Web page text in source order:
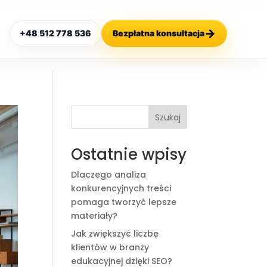
+48 512 778 536 Bezpłatna konsultacja→
Szukaj
Ostatnie wpisy
Dlaczego analiza
konkurencyjnych treści
pomaga tworzyć lepsze
materiały?
Jak zwiększyć liczbę
klientów w branży
edukacyjnej dzięki SEO?